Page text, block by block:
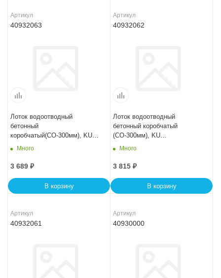
Артикул
40932063
Лоток водоотводный
бетонный
коробчатый(СО-300мм), KU
100.44(30).26,5(20) - BGU, №
Много
3 689 ₽
В корзину
Артикул
40932062
Лоток водоотводный
бетонный коробчатый
(СО-300мм), KU
100.44(30).29(22,5) - BGU, №
Много
3 815 ₽
В корзину
Артикул
40932061
Артикул
40930000